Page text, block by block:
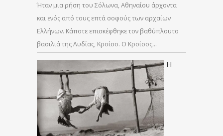
Ήταν μια ρήση του Σόλωνα, Αθηναίου άρχοντα
και ενός από τους επτά σοφούς των αρχαίων
Ελλήνων. Κάποτε επισκέφθηκε τον βαθύπλουτο
βασιλιά της Λυδίας, Κροίσο. Ο Κροίσος…
H